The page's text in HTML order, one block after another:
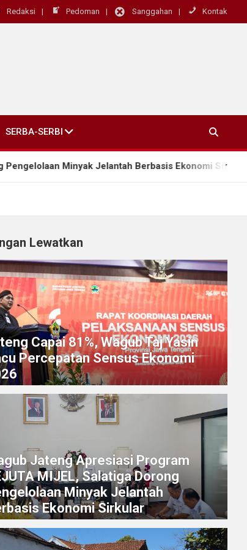
Redaksi Pedoman Sanggahan Kontak
SERBA-SERBI
Jelantah Berbasis Ekonomi Sirkular
Lewatkan
Capai 81%, Wagub Taj Yasin
Percepatan Sensus Ekonomi
Jateng Apresiasi Program
MIJEL, Salatiga Dorong
Minyak Jelantah
Ekonomi Sirkular